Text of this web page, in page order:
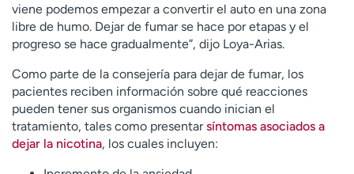
viene podemos empezar a convertir el auto en una zona
libre de humo. Dejar de fumar se hace por etapas y el
progreso se hace gradualmente”, dijo Loya-Arias.
Como parte de la consejería para dejar de fumar, los
pacientes reciben información sobre qué reacciones
pueden tener sus organismos cuando inician el
tratamiento, tales como presentarsíntomas asociados a
dejar la nicotina, los cuales incluyen: